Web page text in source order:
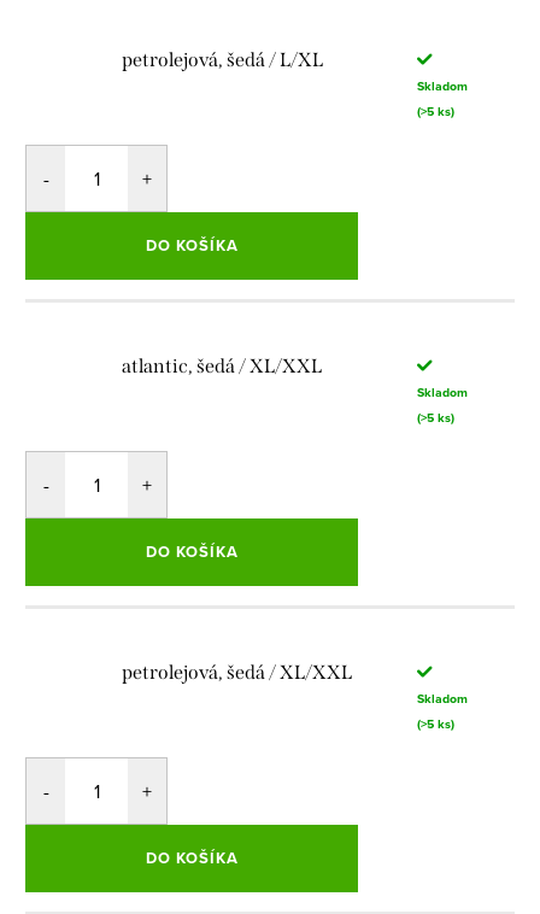
petrolejová, šedá / L/XL
Skladom
(>5 ks)
DO KOŠÍKA
atlantic, šedá / XL/XXL
Skladom
(>5 ks)
DO KOŠÍKA
petrolejová, šedá / XL/XXL
Skladom
(>5 ks)
DO KOŠÍKA